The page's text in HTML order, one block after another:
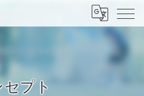
セプト